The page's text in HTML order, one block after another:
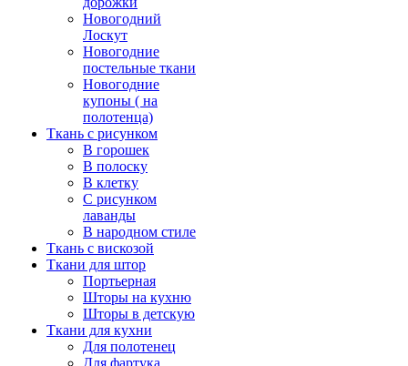
Новогодний
Лоскут
Новогодние
постельные ткани
Новогодние
купоны ( на
полотенца)
Ткань с рисунком
В горошек
В полоску
В клетку
С рисунком
лаванды
В народном стиле
Ткань с вискозой
Ткани для штор
Портьерная
Шторы на кухню
Шторы в детскую
Ткани для кухни
Для полотенец
Для фартука